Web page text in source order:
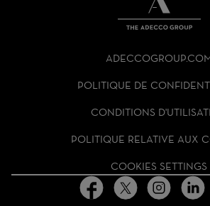
GROUP
HOMEPAGE
POLITIQUE DE
CONDITIONS
POLITIQUE RELATIVE AUX
COOKIES SETTINGS